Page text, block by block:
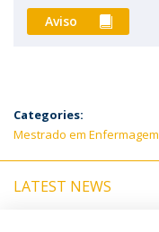
Aviso
Categories:
Mestrado em Enfermagem
LATEST NEWS